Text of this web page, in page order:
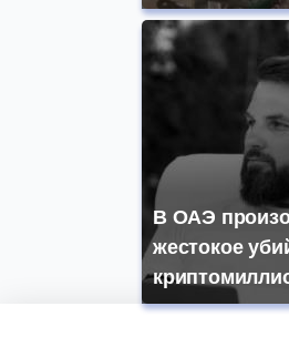
В ОАЭ
жестокое